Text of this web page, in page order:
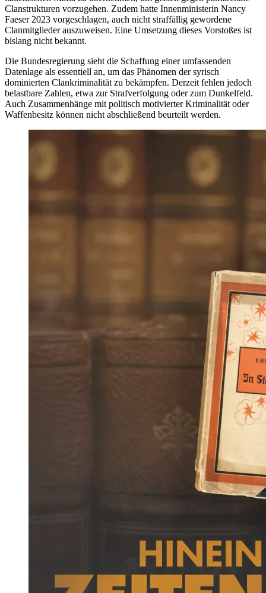
Clanstrukturen vorzugehen. Zudem hatte Innenministerin Nancy
Faeser 2023 vorgeschlagen, auch nicht straffällig gewordene
Clanmitglieder auszuweisen. Eine Umsetzung dieses Vorstoßes ist
bislang nicht bekannt.
Die Bundesregierung sieht die Schaffung einer umfassenden
Datenlage als essentiell an, um das Phänomen der syrisch
dominierten Clankriminalität zu bekämpfen. Derzeit fehlen jedoch
belastbare Zahlen, etwa zur Strafverfolgung oder zum Dunkelfeld.
Auch Zusammenhänge mit politisch motivierter Kriminalität oder
Waffenbesitz können nicht abschließend beurteilt werden.